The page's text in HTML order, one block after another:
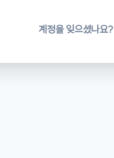
계정을 잊으셨나요?